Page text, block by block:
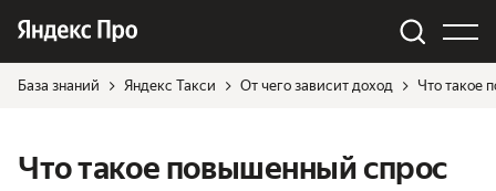
База знаний Яндекс Такси От чего зависит доход Что такое
Что такое повышенный спрос